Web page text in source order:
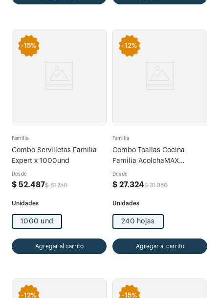
-15%
Familia
Combo Servilletas Familia
Expert x 1000und
Desde
$ 52.487$ 61.750
1000 und
Agregar al carrito
-12%
Familia
Combo Toallas Cocina
Familia AcolchaMAX
ExtraGrande Decorada 3
rollos x 80 hojas
Desde
$ 27.324$ 31.050
240 hojas
Agregar al carrito
-12% -15%